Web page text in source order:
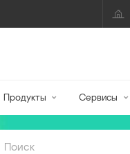
Продукты Сервисы